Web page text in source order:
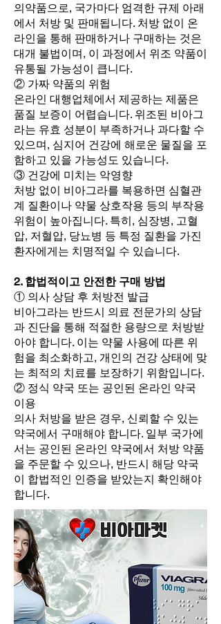
의약품으로, 국가마다 엄격한 규제 아래
에서 처방 및 판매됩니다. 처방 없이 온
라인을 통해 판매하거나 구매하는 것은
대개 불법이며, 이 과정에서 위조 약품이
유통될 가능성이 큽니다.
② 가짜 약품의 위험
온라인 대행업체에서 제공하는 제품은
품질 보증이 어렵습니다. 위조된 비아그
라는 유효 성분이 부족하거나 과다할 수
있으며, 심지어 건강에 해로운 물질을 포
함하고 있을 가능성도 있습니다.
③ 건강에 미치는 악영향
처방 없이 비아그라를 복용하면 심혈관
계 질환이나 약물 상호작용 등의 부작용
위험이 높아집니다. 특히, 심장병, 고혈
압, 저혈압, 당뇨병 등 특정 질환을 가진
환자에게는 치명적일 수 있습니다.
2. 합법적이고 안전한 구매 방법
① 의사 상담 후 처방전 발급
비아그라는 반드시 의료 전문가의 상담
과 진단을 통해 적절한 용량으로 처방받
아야 합니다. 이는 약물 사용에 따른 위
험을 최소화하고, 개인의 건강 상태에 맞
는 최적의 치료를 보장하기 위함입니다.
② 정식 약국 또는 공인된 온라인 약국
이용
의사 처방을 받은 경우, 신뢰할 수 있는
약국에서 구매해야 합니다. 일부 국가에
서는 공인된 온라인 약국에서 처방 약품
을 주문할 수 있으나, 반드시 해당 약국
이 합법적인 인증을 받았는지 확인해야
합니다.